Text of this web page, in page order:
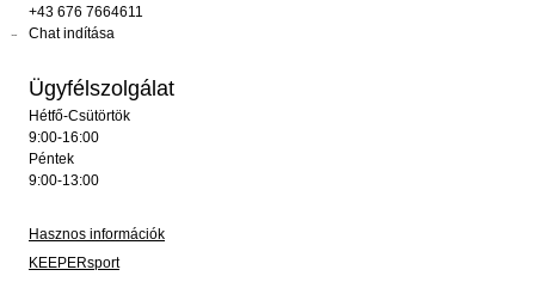
+43 676 7664611
Chat indítása
Ügyfélszolgálat
Hétfő-Csütörtök
9:00-16:00
Péntek
9:00-13:00
Hasznos információk
KEEPERsport